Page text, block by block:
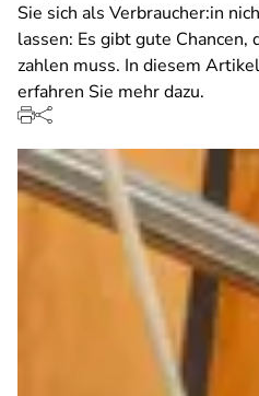
Sie sich als Verbraucher:in
lassen: Es gibt gute
zahlen muss. In diesem
erfahren Sie mehr dazu.